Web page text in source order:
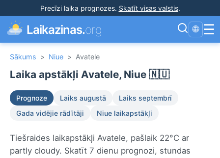
Precīzi laika prognozes. Skatīt visas valstis.
Laikazinas.org 🌐 ☰
Sākums > Niue > Avatele
Laika apstākļi Avatele, Niue 🇳🇺
Prognoze Laiks augustā
Laiks septembrī
Gada vidējie rādītāji
Niue laikapstākļi
Tiešraides laikapstākļi Avatele, pašlaik 22°C ar
partly cloudy. Skatīt 7 dienu prognozi, stundas